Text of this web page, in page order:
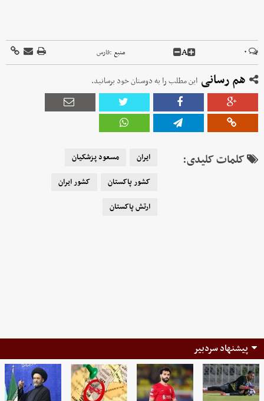
۰ A منبع :فارس
هم رسانی این مطلب را به دوستان خود برسانید.
کلمات کلیدی: ایران
مسعود پزشکیان
کشور پاکستان
کشور ایران
ارتش پاکستان
پیشنهاد سردبیر